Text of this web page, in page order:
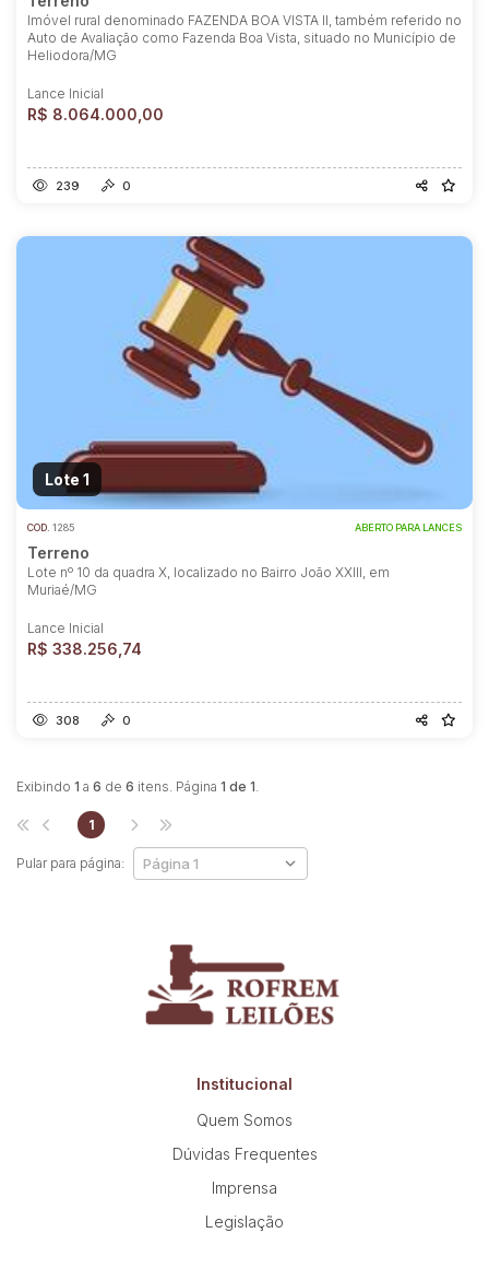
Imóvel rural denominado FAZENDA BOA VISTA II, também referido no
Auto de Avaliação como Fazenda Boa Vista, situado no Município de
Heliodora/MG
Lance Inicial
R$ 8.064.000,00
239 0
Lote 1
COD. 1285 ABERTO PARA LANCES
Terreno
Lote nº 10 da quadra X, localizado no Bairro João XXIII, em
Muriaé/MG
Lance Inicial
R$ 338.256,74
308 0
Exibindo 1 a 6 de 6 itens. Página 1 de 1.
Pular para página:
1
Institucional
Quem Somos
Dúvidas Frequentes
Imprensa
Legislação